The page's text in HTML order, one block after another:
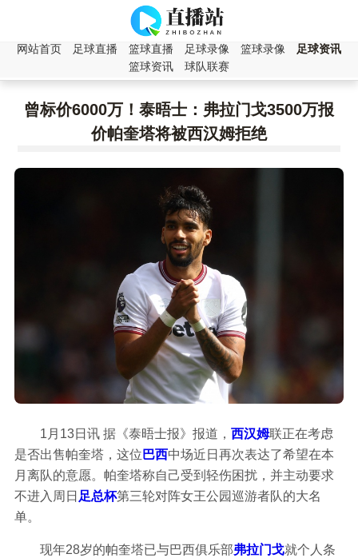
网站首页 足球直播 篮球直播 足球录像 篮球录像
足球资讯
篮球资讯
球队联赛
曾标价6000万！泰晤士：弗拉门戈3500万报
价帕奎塔将被西汉姆拒绝
1月13日讯 据《泰晤士报》报道， 西汉姆联正在考虑
是否出售帕奎塔，这位 巴西中场近日再次表达了希望在本
月离队的意愿。帕奎塔称自己受到轻伤困扰，并主动要求
不进入周日 足总杯第三轮对阵女王公园巡游者队的大名
单。
现年28岁的帕奎塔已与巴西俱乐部弗拉门戈就个人条